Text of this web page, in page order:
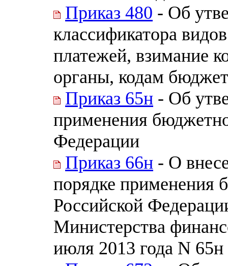
Приказ 480 - Об
классификатора
платежей, взимание
органы, кодам
Приказ 65н - Об
применения
Федерации
Приказ 66н - О
порядке применения
Российской
Министерства
июля 2013 года N 65н